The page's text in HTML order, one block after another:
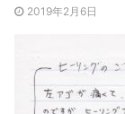
2019年2月6日